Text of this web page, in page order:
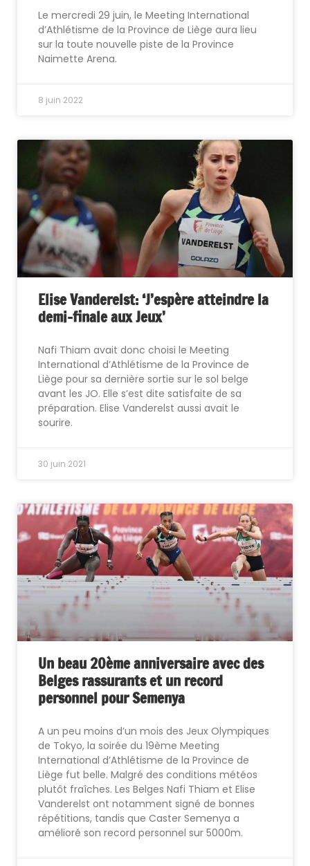
Le mercredi 29 juin, le Meeting International
d’Athlétisme de la Province de Liège aura lieu
sur la toute nouvelle piste de la Province
Naimette Arena.
8 juin 2022
Elise Vanderelst: ‘J’espère atteindre la
demi-finale aux Jeux’
Nafi Thiam avait donc choisi le Meeting
International d’Athlétisme de la Province de
Liège pour sa dernière sortie sur le sol belge
avant les JO. Elle s’est dite satisfaite de sa
préparation. Elise Vanderelst aussi avait le
sourire.
30 juin 2021
Un beau 20ème anniversaire avec des
Belges rassurants et un record
personnel pour Semenya
A un peu moins d’un mois des Jeux Olympiques
de Tokyo, la soirée du 19ème Meeting
International d’Athlétisme de la Province de
Liège fut belle. Malgré des conditions météos
plutôt fraîches. Les Belges Nafi Thiam et Elise
Vanderelst ont notamment signé de bonnes
répétitions, tandis que Caster Semenya a
amélioré son record personnel sur 5000m.